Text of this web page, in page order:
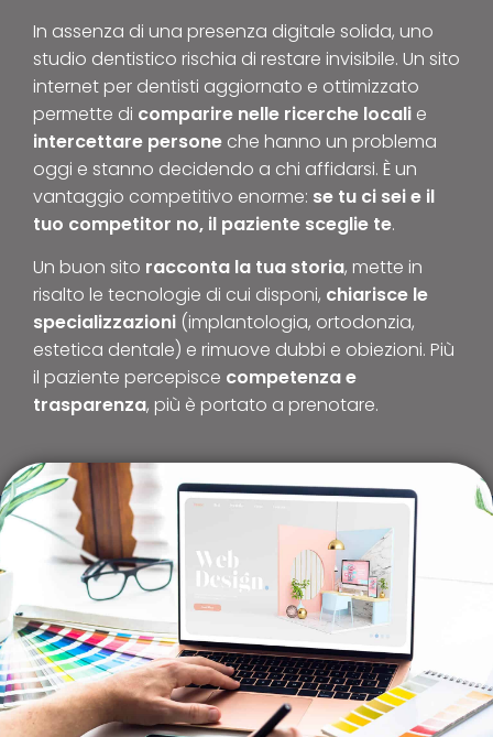
In assenza di una presenza digitale solida, uno
studio dentistico rischia di restare invisibile. Un sito
internet per dentisti aggiornato e ottimizzato
permette di comparire nelle ricerche locali e
intercettare persone che hanno un problema
oggi e stanno decidendo a chi affidarsi. È un
vantaggio competitivo enorme: se tu ci sei e il
tuo competitor no, il paziente sceglie te.
Un buon sito racconta la tua storia, mette in
risalto le tecnologie di cui disponi, chiarisce le
specializzazioni (implantologia, ortodonzia,
estetica dentale) e rimuove dubbi e obiezioni. Più
il paziente percepisce competenza e
trasparenza, più è portato a prenotare.